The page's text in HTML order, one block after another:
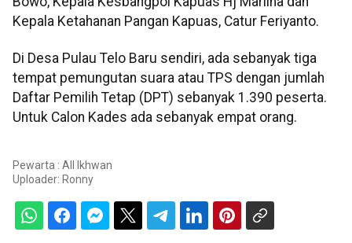
Kepala Ketahanan Pangan Kapuas, Catur Feriyanto.
Di Desa Pulau Telo Baru sendiri, ada sebanyak tiga
tempat pemungutan suara atau TPS dengan jumlah
Daftar Pemilih Tetap (DPT) sebanyak 1.390 peserta.
Untuk Calon Kades ada sebanyak empat orang.
Pewarta : All Ikhwan
Uploader: Ronny